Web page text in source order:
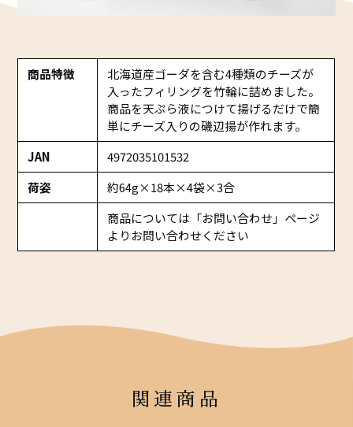
商品特徴
北海道産ゴーダを含む4種類のチーズが
入ったフィリングを竹輪に詰めました。
商品を天ぷら液につけて揚げるだけで簡
単にチーズ入りの磯辺揚が作れます。
JAN
4972035101532
荷姿
約64g×18本×4袋×3合
商品については「お問い合わせ」ページ
よりお問い合わせください
関連商品